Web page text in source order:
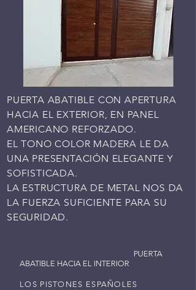
PUERTA ABATIBLE CON APERTURA
HACIA EL EXTERIOR, EN PANEL
AMERICANO REFORZADO.
EL TONO COLOR MADERA LE DA
UNA PRESENTACIÓN ELEGANTE Y
SOFISTICADA.
LA ESTRUCTURA DE METAL NOS DA
LA FUERZA SUFICIENTE PARA SU
SEGURIDAD.
PUERTA
ABATIBLE HACIA EL INTERIOR
LOS PISTONES ESPAÑOLES